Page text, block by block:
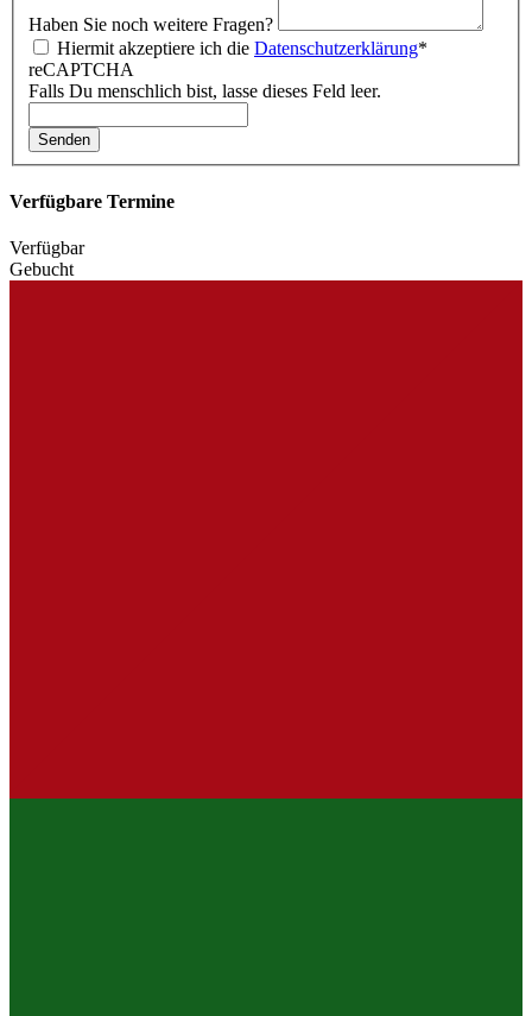
Haben Sie noch weitere Fragen?
Hiermit akzeptiere ich die Datenschutzerklärung*
reCAPTCHA
Falls Du menschlich bist, lasse dieses Feld leer.
Senden
Verfügbare Termine
Verfügbar
Gebucht